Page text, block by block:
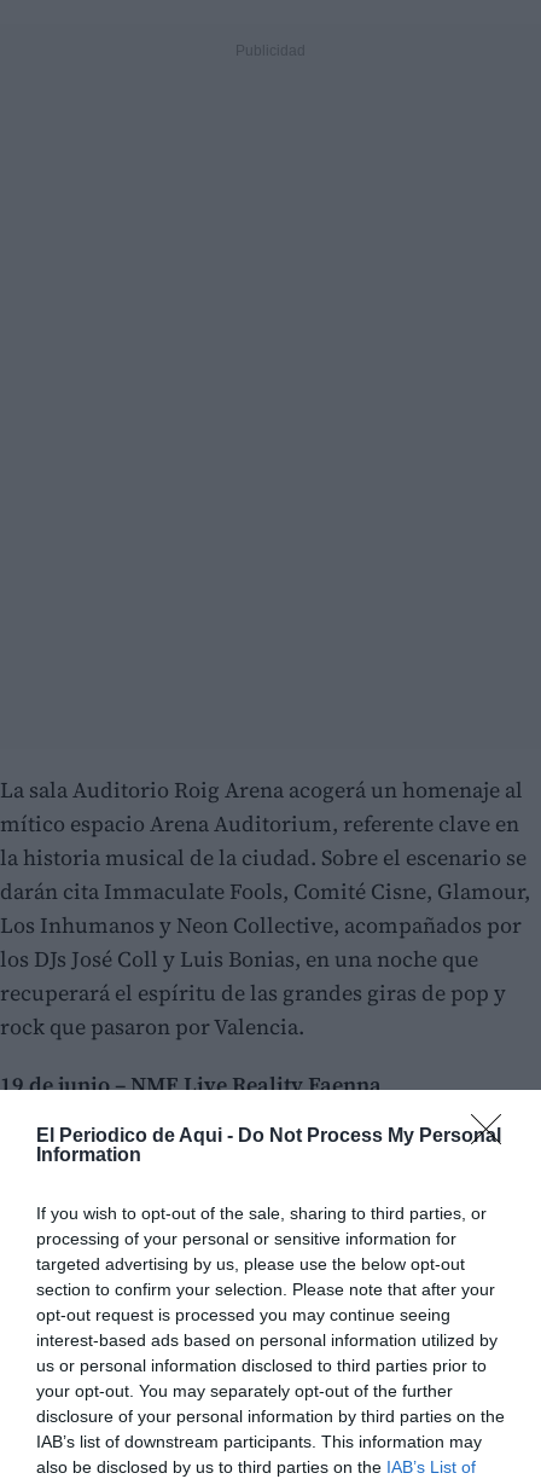
El Periodico de Aqui - Do Not Process My Personal
Information
If you wish to opt-out of the sale, sharing to third parties, or
processing of your personal or sensitive information for
targeted advertising by us, please use the below opt-out
section to confirm your selection. Please note that after your
opt-out request is processed you may continue seeing
interest-based ads based on personal information utilized by
us or personal information disclosed to third parties prior to
your opt-out. You may separately opt-out of the further
disclosure of your personal information by third parties on the
IAB’s list of downstream participants. This information may
also be disclosed by us to third parties on the IAB’s List of
La sala Auditorio Roig Arena acogerá un homenaje al
mítico espacio Arena Auditorium, referente clave en
la historia musical de la ciudad. Sobre el escenario se
darán cita Immaculate Fools, Comité Cisne, Glamour,
Los Inhumanos y Neon Collective, acompañados por
los DJs José Coll y Luis Bonias, en una noche que
recuperará el espíritu de las grandes giras de pop y
rock que pasaron por Valencia.
19 de junio – NMF Live Reality Faenna